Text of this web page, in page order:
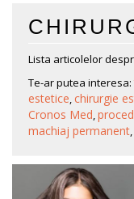
Lista articolelor
Te-ar putea interesa:
estetice, chirurgie
Cronos Med,
machiaj permanent,